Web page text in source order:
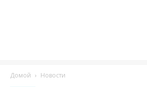
Домой Новости